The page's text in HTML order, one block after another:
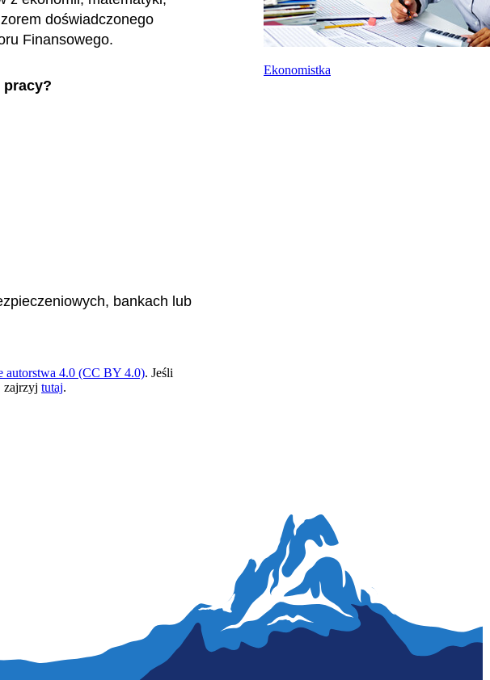
doświadczonego
Finansowego.
pracy?
bankach lub
autorstwa 4.0 (CC BY 4.0). Jeśli
zajrzyj tutaj.
Ekonomistka